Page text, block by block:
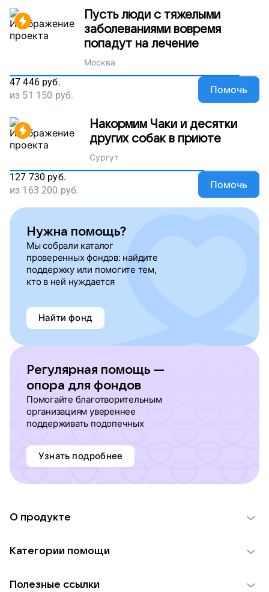
Пусть люди с тяжелыми
заболеваниями вовремя
попадут на лечение
Москва
47 446 руб.
из 51 150 руб. Помочь
Накормим Чаки и десятки
других собак в приюте
Сургут
127 730 руб.
из 163 200 руб. Помочь
Нужна помощь?
Мы собрали каталог
проверенных фондов: найдите
поддержку или помогите тем,
кто в ней нуждается
Найти фонд
Регулярная помощь —
опора для фондов
Помогайте благотворительным
организациям увереннее
поддерживать подопечных
Узнать подробнее
О продукте
Использование материалов
Категории помощи
Полезные ссылки